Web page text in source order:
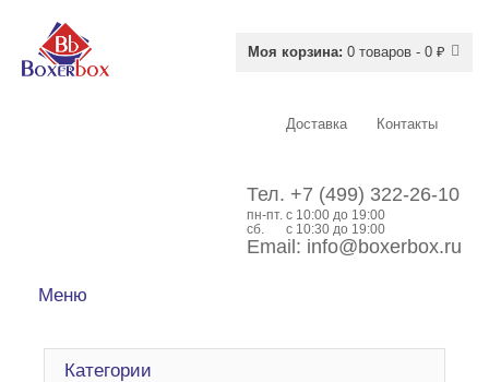
Моя корзина: 0 товаров - 0 ₽
Доставка Контакты
Тел. +7 (499) 322-26-10
пн-пт. c 10:00 до 19:00
сб.
с 10:30 до 19:00
Email: info@boxerbox.ru
Меню
Категории